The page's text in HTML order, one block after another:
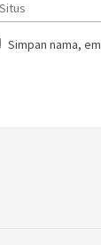
Simpan nama,